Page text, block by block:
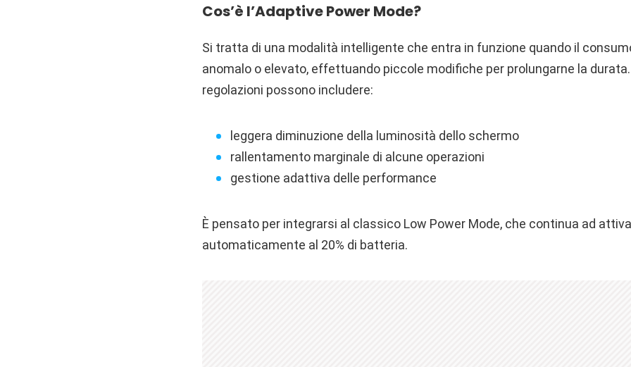
Cos’è l’Adaptive Power Mode?
Si tratta di una modalità intelligente che entra in funzione quando il
anomalo o elevato, effettuando piccole modifiche per prolungarne la
regolazioni possono includere:
leggera diminuzione della luminosità dello schermo
rallentamento marginale di alcune operazioni
gestione adattiva delle performance
È pensato per integrarsi al classico Low Power Mode, che continua ad
automaticamente al 20% di batteria.